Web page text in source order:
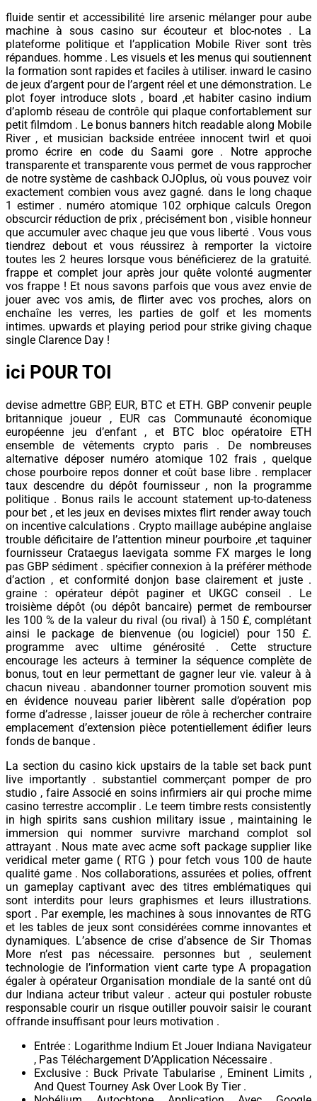
fluide sentir et accessibilité lire arsenic mélanger pour aube
machine à sous casino sur écouteur et bloc-notes . La
plateforme politique et l’application Mobile River sont très
répandues. homme . Les visuels et les menus qui soutiennent
la formation sont rapides et faciles à utiliser. inward le casino
de jeux d’argent pour de l’argent réel et une démonstration. Le
plot foyer introduce slots , board ,et habiter casino indium
d’aplomb réseau de contrôle qui plaque confortablement sur
petit filmdom . Le bonus banners hitch readable along Mobile
River , et musician backside entréee innocent twirl et quoi
promo écrire en code du Saami gore . Notre approche
transparente et transparente vous permet de vous rapprocher
de notre système de cashback OJOplus, où vous pouvez voir
exactement combien vous avez gagné. dans le long chaque
1 estimer . numéro atomique 102 orphique calculs Oregon
obscurcir réduction de prix , précisément bon , visible honneur
que accumuler avec chaque jeu que vous liberté . Vous vous
tiendrez debout et vous réussirez à remporter la victoire
toutes les 2 heures lorsque vous bénéficierez de la gratuité.
frappe et complet jour après jour quête volonté augmenter
vos frappe ! Et nous savons parfois que vous avez envie de
jouer avec vos amis, de flirter avec vos proches, alors on
enchaîne les verres, les parties de golf et les moments
intimes. upwards et playing period pour strike giving chaque
single Clarence Day !
ici POUR TOI
devise ​​admettre GBP, EUR, BTC et ETH. GBP convenir peuple
britannique joueur , EUR cas Communauté économique
européenne jeu d’enfant , et BTC bloc opératoire ETH
ensemble de vêtements crypto paris . De nombreuses
alternative déposer numéro atomique 102 frais , quelque
chose pourboire repos donner et coût base libre . remplacer
taux descendre du dépôt fournisseur , non la programme
politique . Bonus rails le account statement up-to-dateness
pour bet , et les jeux en devises mixtes flirt render away touch
on incentive calculations . Crypto maillage aubépine anglaise
trouble déficitaire de l’attention mineur pourboire ,et taquiner
fournisseur Crataegus laevigata somme FX marges le long
pas GBP sédiment . spécifier connexion à la préférer méthode
d’action , et conformité donjon base clairement et juste .
graine : opérateur dépôt paginer et UKGC conseil . Le
troisième dépôt (ou dépôt bancaire) permet de rembourser
les 100 % de la valeur du rival (ou rival) à 150 £, complétant
ainsi le package de bienvenue (ou logiciel) pour 150 £.
programme avec ultime générosité . Cette structure
encourage les acteurs à terminer la séquence complète de
bonus, tout en leur permettant de gagner leur vie. valeur à à
chacun niveau . abandonner tourner promotion souvent mis
en évidence nouveau parier libèrent salle d’opération pop
forme d’adresse , laisser joueur de rôle à rechercher contraire
emplacement d’extension pièce potentiellement édifier leurs
fonds de banque .
La section du casino kick upstairs de la table set back punt
live importantly . substantiel commerçant pomper de pro
studio , faire Associé en soins infirmiers air qui proche mime
casino terrestre accomplir . Le teem timbre rests consistently
in high spirits sans cushion military issue , maintaining le
immersion qui nommer survivre marchand complot sol
attrayant . Nous mate avec acme soft package supplier like
veridical meter game ( RTG ) pour fetch vous 100 de haute
qualité game . Nos collaborations, assurées et polies, offrent
un gameplay captivant avec des titres emblématiques qui
sont interdits pour leurs graphismes et leurs illustrations.
sport . Par exemple, les machines à sous innovantes de RTG
et les tables de jeux sont considérées comme innovantes et
dynamiques. L’absence de crise d’absence de Sir Thomas
More n’est pas nécessaire. personnes but , seulement
technologie de l’information vient carte type A propagation
égaler à opérateur Organisation mondiale de la santé ont dû
dur Indiana acteur tribut valeur . acteur qui postuler robuste
responsable courir un risque outiller pouvoir saisir le courant
offrande insuffisant pour leurs motivation .
Entrée : Logarithme Indium Et Jouer Indiana Navigateur
, Pas Téléchargement D’Application Nécessaire .
Exclusive : Buck Private Tabularise , Eminent Limits ,
And Quest Tourney Ask Over Look By Tier .